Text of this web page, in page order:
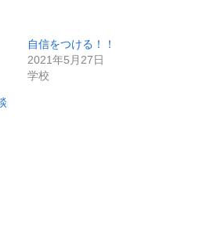
自信をつける！！
2021年5月27日
学校